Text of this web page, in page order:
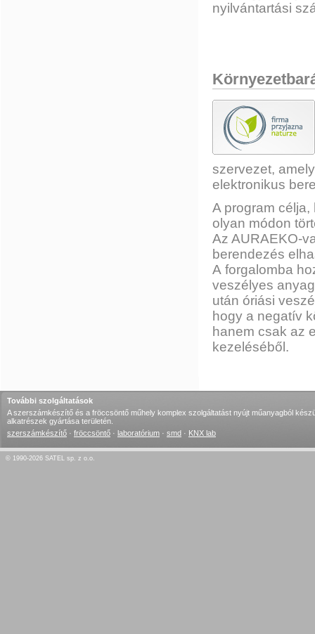
nyilvántartási
szervezet,
elektronikus
A program
olyan módon
Az AURAEKO-
berendezés
A forgalomba
veszélyes
után óriási
hogy a negatív
hanem csak az
kezeléséből.
További szolgáltatások
A szerszámkészítő és a fröccsöntő műhely komplex szolgáltatást nyújt műanyagból
alkatrészek gyártása területén.
szerszámkészítő · fröccsöntő · laboratórium · smd · KNX lab
© 1990-2026 SATEL sp. z o.o.